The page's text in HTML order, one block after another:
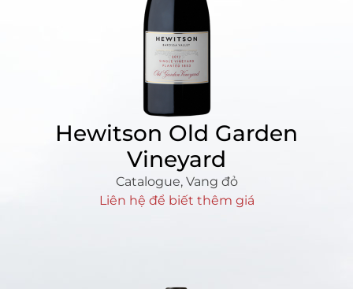
Hewitson Old Garden
Vineyard
Catalogue, Vang đỏ
Liên hệ để biết thêm giá